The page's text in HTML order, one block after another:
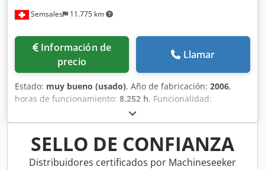
Semsales 11.775 km
Información de
precio
Llamar
Estado: muy bueno (usado), Año de fabricación: 2006,
horas de funcionamiento: 8.252 h, Funcionalidad:
, La máquina está disponible para su
inspección en nuestras instalaciones de Semsales. Se ha
utilizado para prototipado, con muy pocas horas de
funcionamiento. Cambiador de herramientas de 10
posiciones. Mandril Erowa ITS50. Dcodpfx Aoy In Dmocyok
SELLO DE CONFIANZA
Distribuidores certificados por Machineseeker